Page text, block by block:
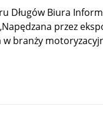
Długów Biura
przez
branży